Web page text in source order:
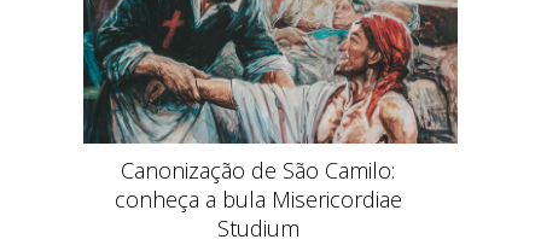
Canonização de São Camilo:
conheça a bula Misericordiae
Studium